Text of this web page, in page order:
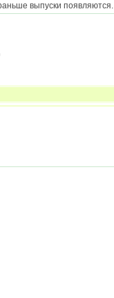
выпуски появляются.